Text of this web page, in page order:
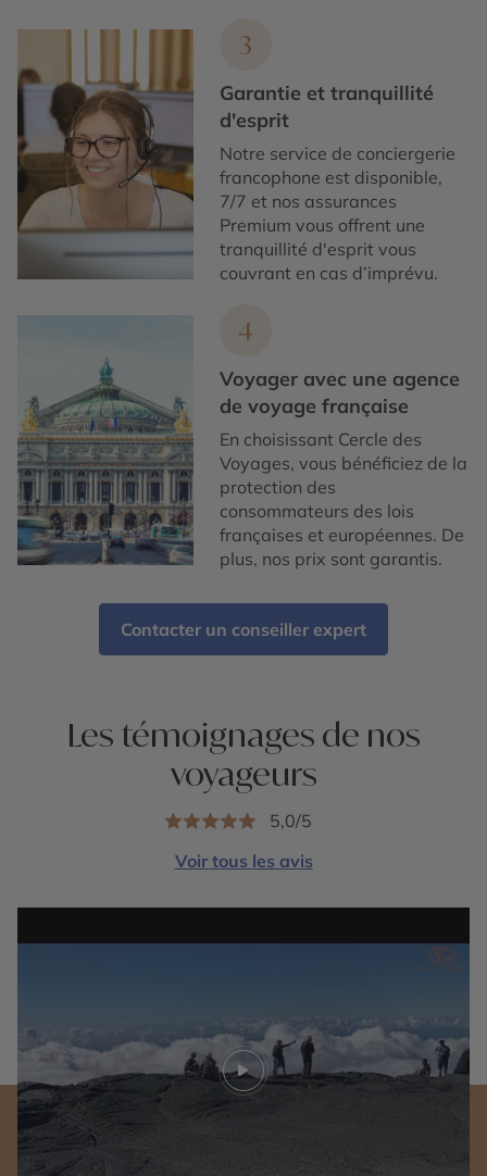
3
Garantie et tranquillité
d'esprit
Notre service de conciergerie
francophone est disponible,
7/7 et nos assurances
Premium vous offrent une
tranquillité d'esprit vous
couvrant en cas d’imprévu.
4
Voyager avec une agence
de voyage française
En choisissant Cercle des
Voyages, vous bénéficiez de la
protection des
consommateurs des lois
françaises et européennes. De
plus, nos prix sont garantis.
Contacter un conseiller expert
Les témoignages de nos
voyageurs
5,0/5
Voir tous les avis
Play video